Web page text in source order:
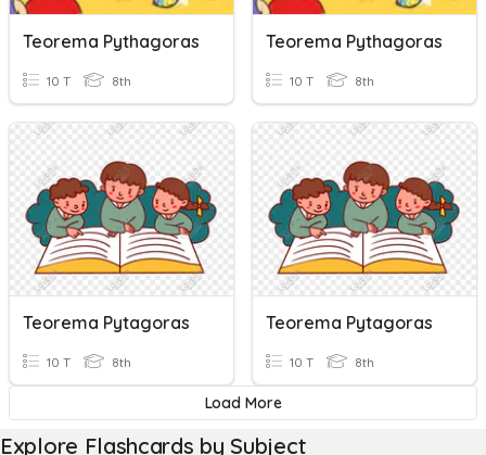
Teorema Pythagoras
10 T 8th
Teorema Pythagoras
10 T 8th
Teorema Pytagoras
10 T 8th
Teorema Pytagoras
10 T 8th
Load More
Explore Flashcards by Subject